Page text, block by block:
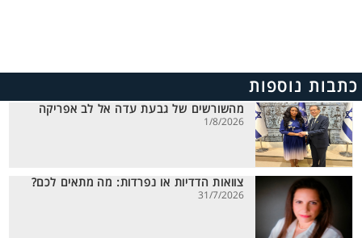
כתבות נוספות
מהשורשים של גבעת עדה אל לב אפריקה
1/8/2026
צוואות הדדיות או נפרדות: מה מתאים לכם?
31/7/2026